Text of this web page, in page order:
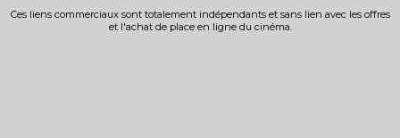
Ces liens commerciaux sont totalement indépendants et sans lien avec les offres
et l'achat de place en ligne du cinéma.